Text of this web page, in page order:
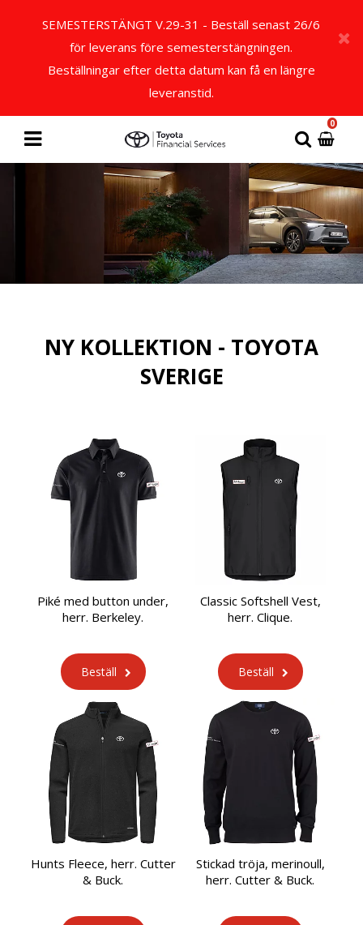
SEMESTERSTÄNGT V.29-31 - Beställ senast 26/6
för leverans före semesterstängningen.
Beställningar efter detta datum kan få en längre
leveranstid.
0
NY KOLLEKTION - TOYOTA
SVERIGE
Piké med button under,
herr. Berkeley.
Beställ
Classic Softshell Vest,
herr. Clique.
Beställ
Hunts Fleece, herr. Cutter
& Buck.
Stickad tröja, merinoull,
herr. Cutter & Buck.